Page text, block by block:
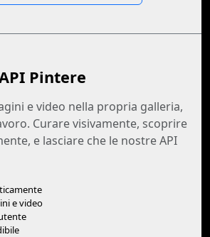
Pintere
e video nella propria galleria,
Curare visivamente, scoprire
e lasciare che le nostre API
e video